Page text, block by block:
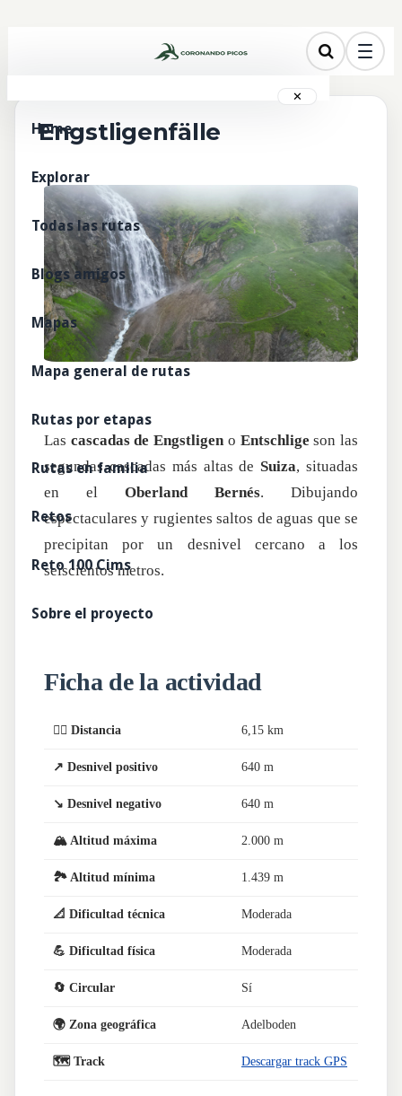
✕
Home
Explorar
Todas las rutas
Blogs amigos
Mapas
Mapa general de rutas
Rutas por etapas
Rutas en familia
Retos
Reto 100 Cims
Sobre el proyecto
Engstligenfälle
Las cascadas de Engstligen o Entschligeson las
segundas cascadas más altas de Suiza, situadas
en el Oberland Bernés. Dibujando
espectaculares y rugientes saltos de aguas que se
precipitan por un desnivel cercano a los
seiscientos metros.
Ficha de la actividad
🏃‍♂️ Distancia 6,15 km
↗️ Desnivel positivo 640 m
↘️ Desnivel negativo 640 m
🏔️ Altitud máxima 2.000 m
🏞️ Altitud mínima 1.439 m
📐 Dificultad técnica Moderada
💪 Dificultad física Moderada
🔄 Circular Sí
🌍 Zona geográfica Adelboden
🗺️ Track Descargar track GPS